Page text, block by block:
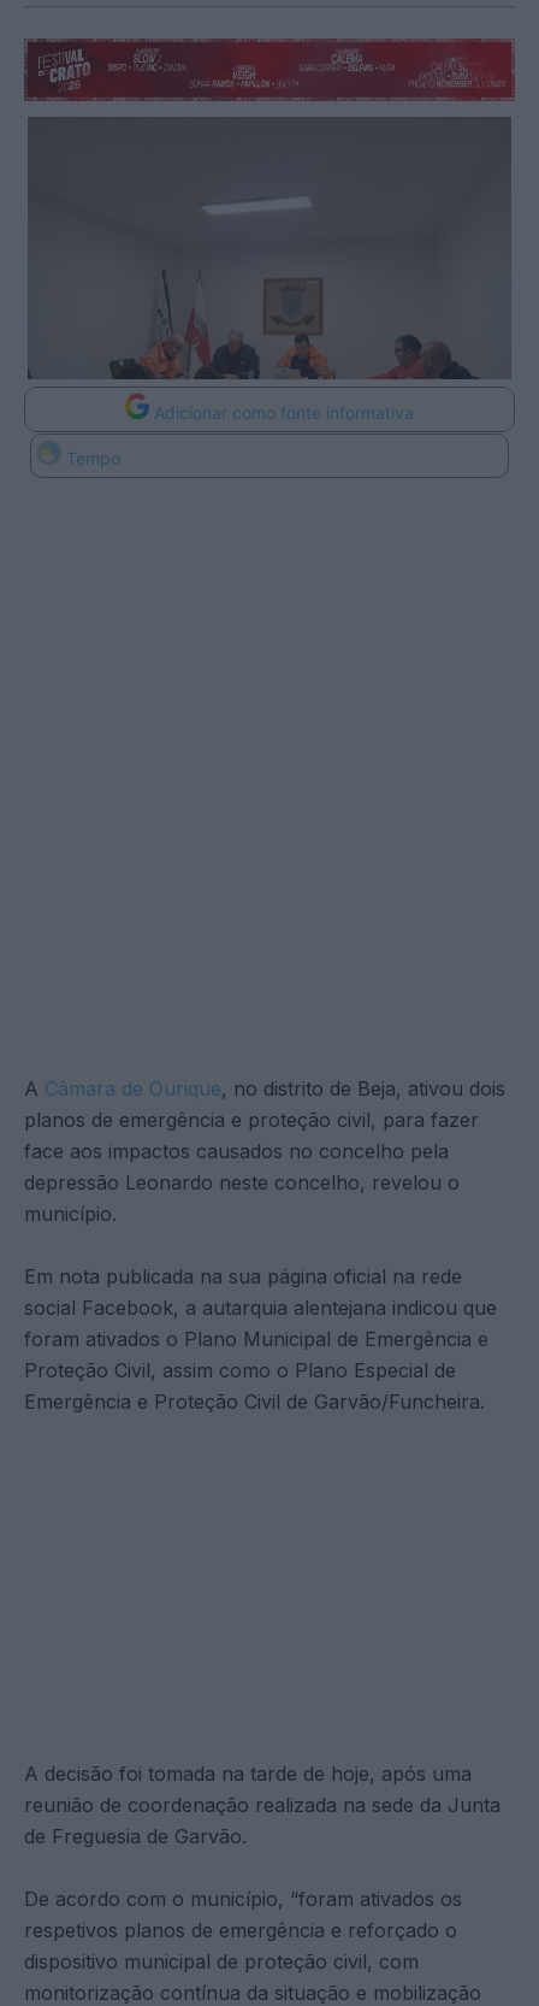
Adicionar como fonte informativa
Tempo
A Câmara de Ourique, no distrito de Beja, ativou dois
planos de emergência e proteção civil, para fazer
face aos impactos causados no concelho pela
depressão Leonardo neste concelho, revelou o
município.
Em nota publicada na sua página oficial na rede
social Facebook, a autarquia alentejana indicou que
foram ativados o Plano Municipal de Emergência e
Proteção Civil, assim como o Plano Especial de
Emergência e Proteção Civil de Garvão/Funcheira.
A decisão foi tomada na tarde de hoje, após uma
reunião de coordenação realizada na sede da Junta
de Freguesia de Garvão.
De acordo com o município, “foram ativados os
respetivos planos de emergência e reforçado o
dispositivo municipal de proteção civil, com
monitorização contínua da situação e mobilização